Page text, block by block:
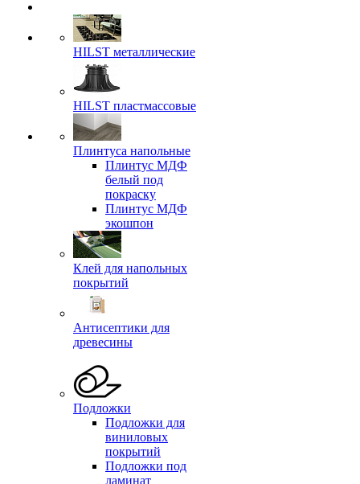
HILST металлические
HILST пластмассовые
Плинтуса напольные
Плинтус МДФ
белый под
покраску
Плинтус МДФ
экошпон
Клей для напольных
покрытий
Антисептики для
древесины
Подложки
Подложки для
виниловых
покрытий
Подложки под
ламинат